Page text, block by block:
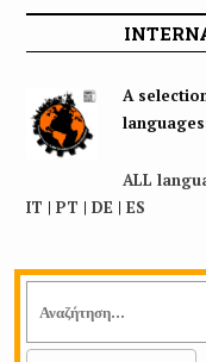
A
ALL
IT | PT | DE | ES